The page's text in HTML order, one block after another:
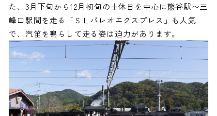
た、3月下旬から12月初旬の土休日を中心に熊谷駅〜三
峰口駅間を走る「ＳＬパレオエクスプレス」も人気
で、汽笛を鳴らして走る姿は迫力があります。